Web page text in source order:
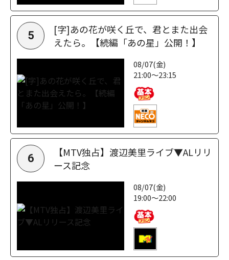
5
[字]あの花が咲く丘で、君とまた出会
えたら。【続編「あの星」公開！】
08/07(金)
21:00～23:15
6
【MTV独占】渡辺美里ライブ▼ALリリ
ース記念
08/07(金)
19:00～22:00